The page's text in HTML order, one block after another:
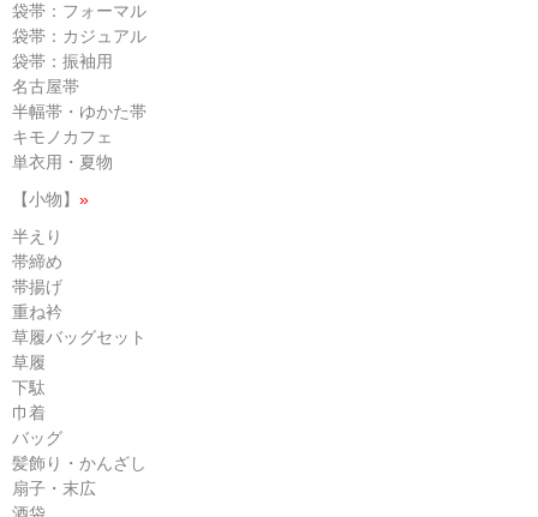
袋帯：フォーマル
袋帯：カジュアル
袋帯：振袖用
名古屋帯
半幅帯・ゆかた帯
キモノカフェ
単衣用・夏物
【小物】 »
半えり
帯締め
帯揚げ
重ね衿
草履バッグセット
草履
下駄
巾着
バッグ
髪飾り・かんざし
扇子・末広